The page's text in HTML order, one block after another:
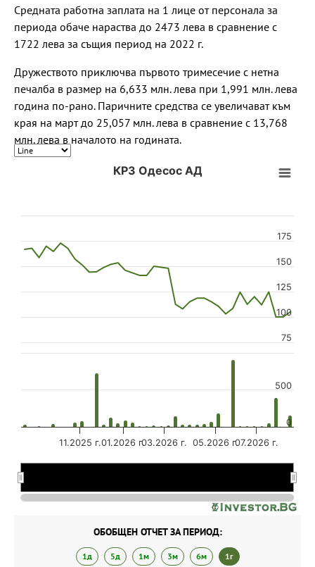
Средната работна заплата на 1 лице от персонала за
периода обаче нараства до 2473 лева в сравнение с
1722 лева за същия период на 2022 г.
Дружеството приключва първото тримесечие с нетна
печалба в размер на 6,633 млн. лева при 1,991 млн. лева
година по-рано. Паричните средства се увеличават към
края на март до 25,057 млн. лева в сравнение с 13,768
млн. лева в началото на годината.
КРЗ Одесос АД
11.2025 г.01.2026 г.03.2026 г. 05.2026 г.07.2026 г.
……
75
100
125
150
175
0
500
ОБОБЩЕН ОТЧЕТ ЗА ПЕРИОД:
1д 5д 1м 3м 6м 1г